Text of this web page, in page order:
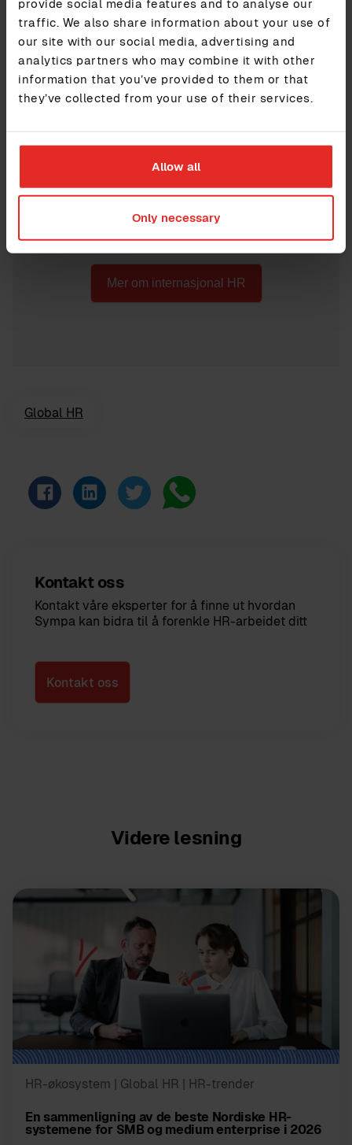
provide social media features and to analyse our
traffic. We also share information about your use of
our site with our social media, advertising and
analytics partners who may combine it with other
information that you’ve provided to them or that
they’ve collected from your use of their services.
Allow all
Only necessary
Har selskapet ditt ansatte i flere
land?
kunder har løst HR-utfordringene sine? Vi kan også vise
deg hvordan Sympa HR kan hjelpe deg med å
effektivisere alle dine globale HR-prosesser og forsikre
en sømløs dataflyt mellom systemer i ulike land.
Mer om internasjonal HR
Global HR
Kontakt oss
Kontakt våre eksperter for å finne ut hvordan
Sympa kan bidra til å forenkle HR-arbeidet ditt
Kontakt oss
Videre lesning
HR-økosystem | Global HR | HR-trender
En sammenligning av de beste Nordiske HR-
systemene for SMB og medium enterprise i 2026